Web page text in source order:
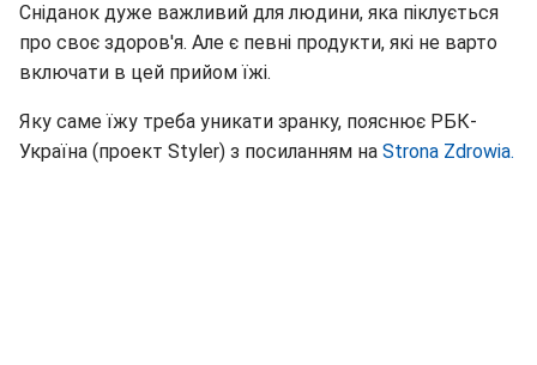
Сніданок дуже важливий для людини, яка піклується
про своє здоров'я. Але є певні продукти, які не варто
включати в цей прийом їжі.
Яку саме їжу треба уникати зранку, пояснює РБК-
Україна (проект Styler) з посиланням на Strona Zdrowia.